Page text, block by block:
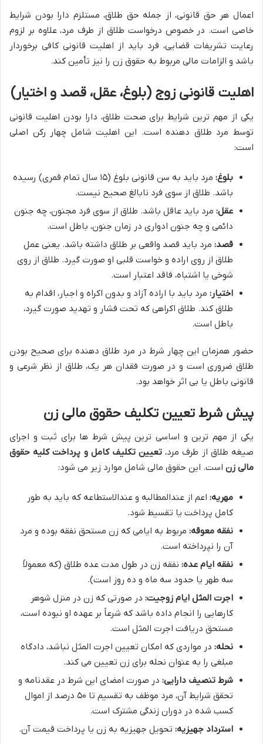
اعمال هر حق قانونی، از جمله حق طلاق، مستلزم دارا بودن شرایط
خاصی است. در خصوص درخواست طلاق از طرف مرد، علاوه بر لزوم
رعایت تشریفات قضایی، فرد باید از اهلیت قانونی کافی برخوردار
باشد و الزامات مالی مربوط به حقوق زن را نیز تأمین کند.
اهلیت قانونی زوج (بلوغ، عقل، قصد و اختیار)
یکی از مهم ترین شرایط برای صحت طلاق، دارا بودن اهلیت قانونی
توسط مرد طلاق دهنده است. این اهلیت شامل چهار رکن اصلی
است:
بلوغ:
مرد باید به سن قانونی بلوغ (۱۵ سال تمام قمری) رسیده
باشد. طلاق از سوی فرد نابالغ صحیح نیست.
عقل: مرد باید عاقل باشد. طلاق از سوی فرد مجنون، چه جنون
دائمی و چه جنون ادواری در زمان جنون، باطل است.
قصد: مرد باید قصد واقعی بر طلاق داشته باشد. یعنی عمل
طلاق از روی اراده و خواست قلبی او صورت گیرد. طلاق از روی
شوخی یا اشتباه، فاقد اعتبار است.
اختیار: مرد باید با اراده آزاد و بدون اکراه و اجبار، اقدام به
طلاق کند. طلاق اکراهی که تحت فشار و تهدید صورت گیرد،
باطل است.
حضور همزمان این چهار شرط در مرد طلاق دهنده برای صحیح بودن
طلاق ضروری است و در صورت فقدان هر یک، طلاق از نظر شرعی و
قانونی باطل یا بی اثر خواهد بود.
پیش شرط تعیین تکلیف حقوق مالی زن
یکی از مهم ترین و اساسی ترین پیش شرط ها برای ثبت و اجرای
صیغه طلاق از طرف مرد، تعیین تکلیف کامل و پرداخت کلیه حقوق
مالی زن است. این حقوق مالی شامل موارد زیر می شود:
مهریه: اعم از عندالمطالبه و عندالاستطاعه که باید به طور
کامل پرداخت یا تقسیط شود.
نفقه معوقه: مربوط به ایامی که زن مستحق نفقه بوده و مرد
آن را نپرداخته است.
نفقه ایام عده: نفقه زن در طول مدت عده طلاق (که معمولاً
سه طهر یا حدود سه ماه و ده روز است).
اجرت المثل ایام زوجیت: در صورتی که زن در منزل شوهر
کارهایی را انجام داده باشد که شرعاً بر عهده او نبوده است،
مستحق دریافت اجرت المثل است.
نحله: در مواردی که امکان تعیین اجرت المثل نباشد، دادگاه
مبلغی را به عنوان نحله برای زن تعیین می کند.
شرط تنصیف دارایی: در صورت امضای این شرط در عقدنامه و
تحقق شرایط آن، مرد موظف به تقسیم تا ۵۰ درصد از اموال
کسب شده در دوران زندگی مشترک است.
استرداد جهیزیه: تحویل جهیزیه به زن یا پرداخت قیمت آن.